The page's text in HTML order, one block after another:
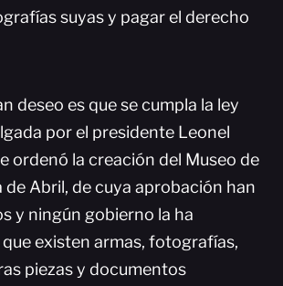
suyas y pagar el derecho
deseo es que se cumpla la ley
por el presidente Leonel
ordenó la creación del Museo de
de Abril, de cuya aprobación han
y ningún gobierno la ha
existen armas, fotografías,
piezas y documentos